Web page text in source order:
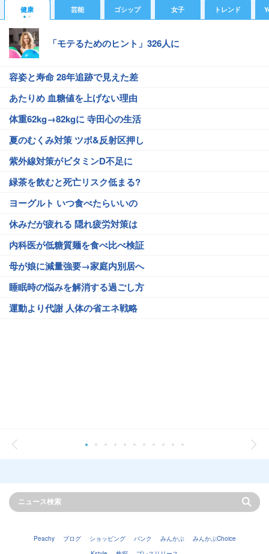
健康 芸能 ゴシップ 女子 トレンド
「モテるためのヒント」326人に
容姿と寿命 28年追跡で見えた差
あたりめ 血糖値を上げない理由
体重62kg→82kgに 寺田心の生活
夏のむくみ対策 ツボ&反射区押し
紫外線対策がビタミンD不足に
緑茶を飲むと死亡リスク低まる?
ヨーグルト いつ食べたらいいの
休みだが疲れる 隠れ疲労対策は
内科医が低糖質麺を食べ比べ検証
母が娘に減量強要→家庭内別居へ
睡眠時の悩みを解消する過ごし方
運動より代謝 人体の省エネ戦略
Peachy ブログ ショッピング バンク みんかぶ
みんかぶChoice